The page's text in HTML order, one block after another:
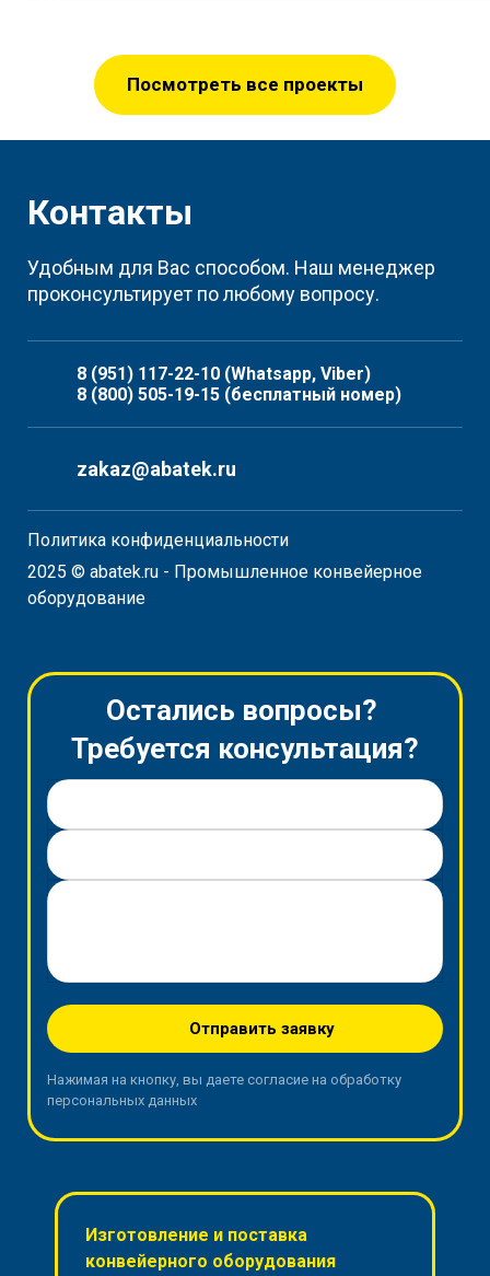
Шнеки для винтового транспортера
Посмотреть все проекты
Контакты
Удобным для Вас способом. Наш менеджер
проконсультирует по любому вопросу.
8 (951) 117-22-10 (Whatsapp, Viber)
8 (800) 505-19-15 (бесплатный номер)
zakaz@abatek.ru
Политика конфиденциальности
2025 © abatek.ru - Промышленное конвейерное
оборудование
Остались вопросы?
Требуется консультация?
Отправить заявку
Нажимая на кнопку, вы даете согласие на обработку
персональных данных
Изготовление и поставка
конвейерного оборудования